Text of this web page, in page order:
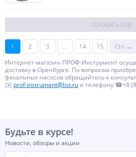
ПОКАЗАТЬ ЕЩЁ
1 2 3 ... 14 15
Ctrl →
Интернет-магазин ПРОФ-Инструмент
доставку в Оренбурге. По вопросам
фекальных насосов обращайтесь к
✉️ prof-instrument@list.ru и телефону ☎+8
Будьте в курсе!
Новости, обзоры и акции